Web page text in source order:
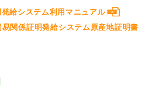
発給システム利用マニュアル
易関係証明発給システム原産地証明書